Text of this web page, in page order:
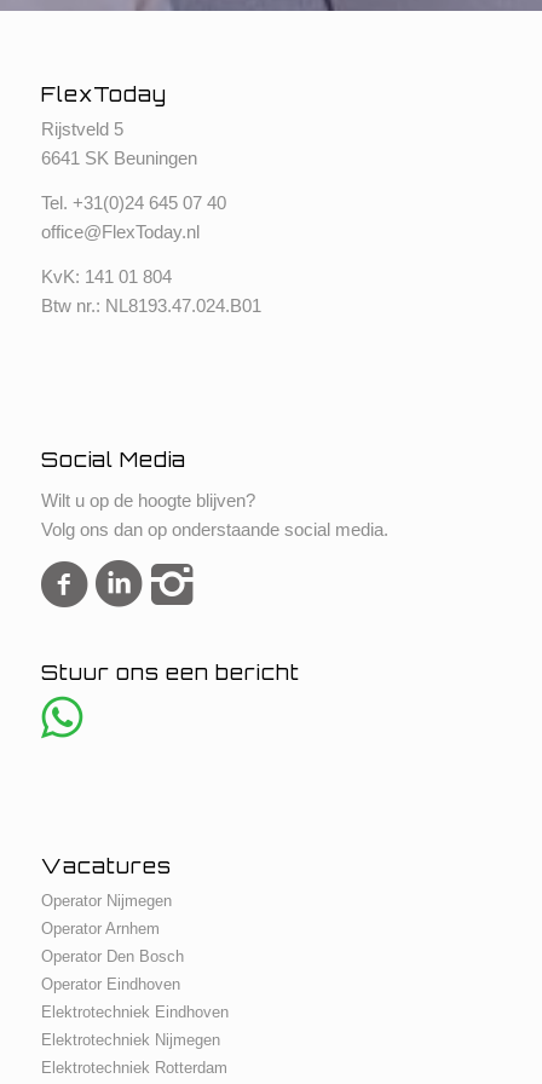
FlexToday
Rijstveld 5
6641 SK Beuningen
Tel. +31(0)24 645 07 40
office@FlexToday.nl
KvK: 141 01 804
Btw nr.: NL8193.47.024.B01
Social Media
Wilt u op de hoogte blijven?
Volg ons dan op onderstaande social media.
Stuur ons een bericht
Vacatures
Operator Nijmegen
Operator Arnhem
Operator Den Bosch
Operator Eindhoven
Elektrotechniek Eindhoven
Elektrotechniek Nijmegen
Elektrotechniek Rotterdam